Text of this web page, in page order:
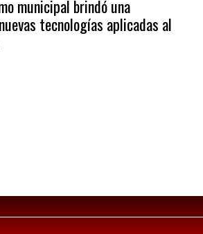
municipal brindó una
tecnologías aplicadas al